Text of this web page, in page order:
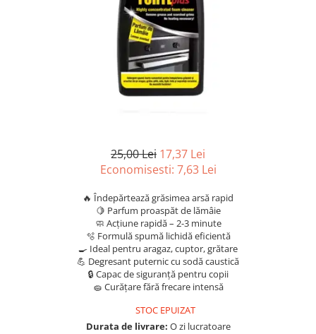
Electronice si electrocasnice
Accesorii polizare si slefuire
Accesorii vopsire si tencuire
Materiale electrice
25,00 Lei 17,37 Lei
Economisesti: 7,63 Lei
🔥 Îndepărtează grăsimea arsă rapid
🍋 Parfum proaspăt de lămâie
🧼 Acțiune rapidă – 2-3 minute
🫧 Formulă spumă lichidă eficientă
🍳 Ideal pentru aragaz, cuptor, grătare
💪 Degresant puternic cu sodă caustică
🔒 Capac de siguranță pentru copii
🧽 Curățare fără frecare intensă
STOC EPUIZAT
Durata de livrare: O zi lucratoare